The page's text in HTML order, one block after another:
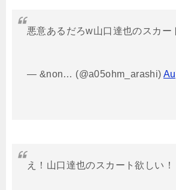
悪意あるだろw山口達也のスカー
— &non… (@a05ohm_arashi)
え！山口達也のスカート欲しい！